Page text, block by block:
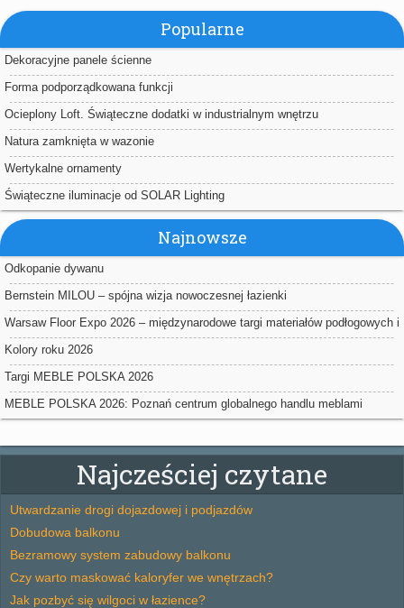
Popularne
Dekoracyjne panele ścienne
Forma podporządkowana funkcji
Ocieplony Loft. Świąteczne dodatki w industrialnym wnętrzu
Natura zamknięta w wazonie
Wertykalne ornamenty
Świąteczne iluminacje od SOLAR Lighting
Najnowsze
Odkopanie dywanu
Bernstein MILOU – spójna wizja nowoczesnej łazienki
Warsaw Floor Expo 2026 – międzynarodowe targi materiałów podłogowych i
powierzchniowych w Nadarzynie
Kolory roku 2026
Targi MEBLE POLSKA 2026
MEBLE POLSKA 2026: Poznań centrum globalnego handlu meblami
Najcześciej czytane
Utwardzanie drogi dojazdowej i podjazdów
Dobudowa balkonu
Bezramowy system zabudowy balkonu
Czy warto maskować kaloryfer we wnętrzach?
Jak pozbyć się wilgoci w łazience?